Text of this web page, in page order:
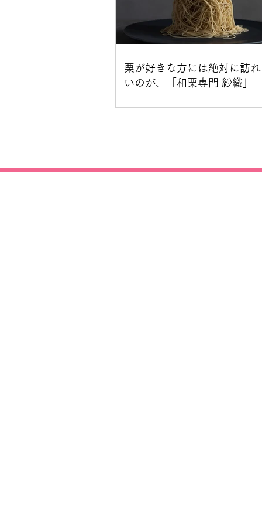
栗が好きな方には絶対に訪
いのが、「和栗専門 紗織」